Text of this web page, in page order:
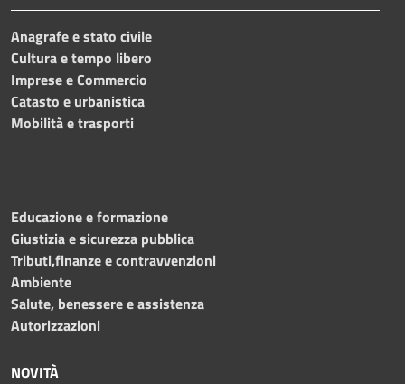
Anagrafe e stato civile
Cultura e tempo libero
Imprese e Commercio
Catasto e urbanistica
Mobilità e trasporti
Educazione e formazione
Giustizia e sicurezza pubblica
Tributi,finanze e contravvenzioni
Ambiente
Salute, benessere e assistenza
Autorizzazioni
NOVITÀ